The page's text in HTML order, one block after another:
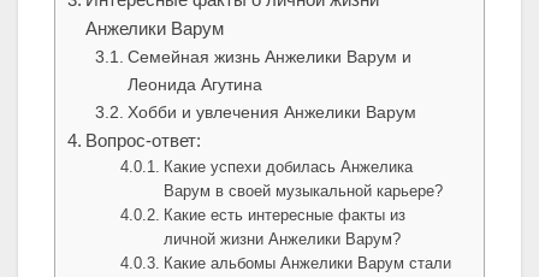
Анжелики Варум
Семейная жизнь Анжелики Варум и
Леонида Агутина
Хобби и увлечения Анжелики Варум
Вопрос-ответ:
Какие успехи добилась Анжелика
Варум в своей музыкальной карьере?
Какие есть интересные факты из
личной жизни Анжелики Варум?
Какие альбомы Анжелики Варум стали